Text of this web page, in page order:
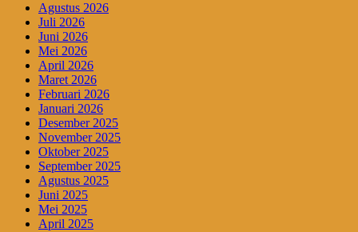
Agustus 2026
Juli 2026
Juni 2026
Mei 2026
April 2026
Maret 2026
Februari 2026
Januari 2026
Desember 2025
November 2025
Oktober 2025
September 2025
Agustus 2025
Juni 2025
Mei 2025
April 2025